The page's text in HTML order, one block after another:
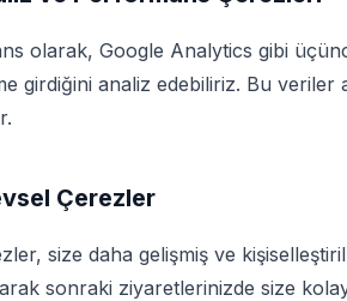
olarak, Google Analytics gibi
girdiğini analiz edebiliriz. Bu
Çerezler
size daha gelişmiş ve
sonraki ziyaretlerinizde size